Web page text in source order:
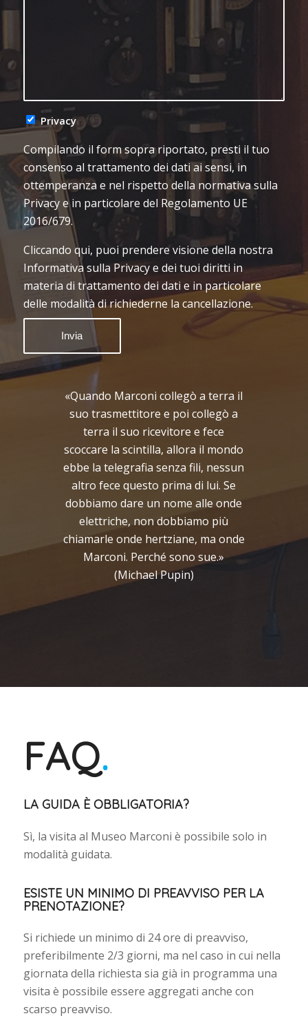
Privacy
Compilando il form sopra riportato, presti il tuo
consenso al trattamento dei dati ai sensi, in
ottemperanza e nel rispetto della normativa sulla
Privacy e in particolare del Regolamento UE
2016/679.
Cliccando qui, puoi prendere visione della nostra
Informativa sulla Privacy e dei tuoi diritti in
materia di trattamento dei dati e in particolare
delle modalità di richiederne la cancellazione.
«Quando Marconi collegò a terra il
suo trasmettitore e poi collegò a
terra il suo ricevitore e fece
scoccare la scintilla, allora il mondo
ebbe la telegrafia senza fili, nessun
altro fece questo prima di lui. Se
dobbiamo dare un nome alle onde
elettriche, non dobbiamo più
chiamarle onde hertziane, ma onde
Marconi. Perché sono sue.»
(Michael Pupin)
FAQ.
LA GUIDA È OBBLIGATORIA?
Sì, la visita al Museo Marconi è possibile solo in
modalità guidata.
ESISTE UN MINIMO DI PREAVVISO PER LA
PRENOTAZIONE?
Si richiede un minimo di 24 ore di preavviso,
preferibilmente 2/3 giorni, ma nel caso in cui nella
giornata della richiesta sia già in programma una
visita è possibile essere aggregati anche con
scarso preavviso.